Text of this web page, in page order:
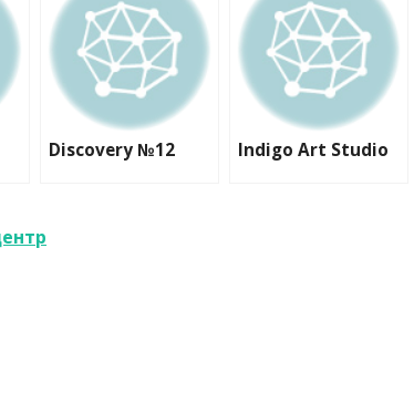
Discovery №12 Indigo Art Studio